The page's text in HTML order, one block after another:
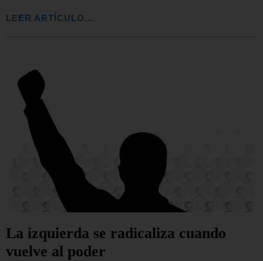
LEER ARTÍCULO...
La izquierda se radicaliza cuando
vuelve al poder